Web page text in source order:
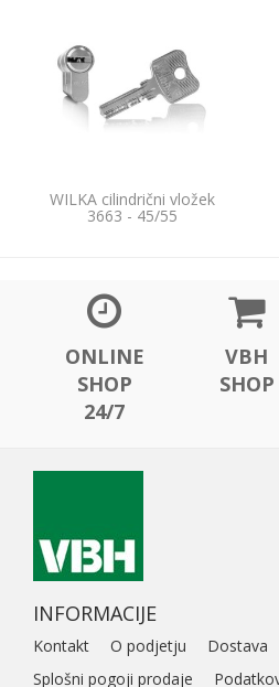
WILKA cilindrični vložek
3663 - 45/55
ONLINE
SHOP
24/7
VBH
SHOP
INFORMACIJE
Kontakt O podjetju
Dostava
Splošni pogoji prodaje